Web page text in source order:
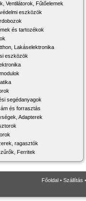
Ventilátorok, Fűtőelemek
eszközök
és tartozékok
Lakáselektronika
eszközök
segédanyagok
és forrasztás
Adapterek
ragasztók
Ferritek
Főoldal • Szállítás •